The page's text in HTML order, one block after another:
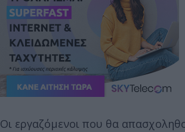
Οι εργαζόμενοι που θα